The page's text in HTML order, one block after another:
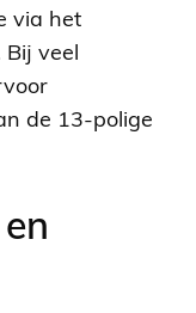
via het
veel
de 13-polige